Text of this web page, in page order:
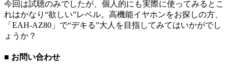
今回は試聴のみでしたが、個人的にも実際に使ってみるとこ
れはかなり“欲しい”レベル。高機能イヤホンをお探しの方、
「EAH-AZ80」で“デキる”大人を目指してみてはいかがでし
ょうか？
■ お問い合わせ